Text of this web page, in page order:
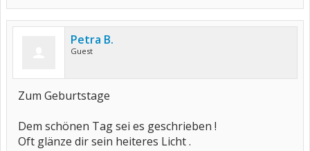
Petra B.
Guest
Zum Geburtstage
Dem schönen Tag sei es geschrieben !
Oft glänze dir sein heiteres Licht .